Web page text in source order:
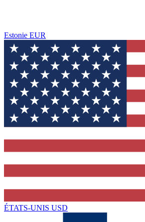
Estonie EUR
ÉTATS-UNIS USD